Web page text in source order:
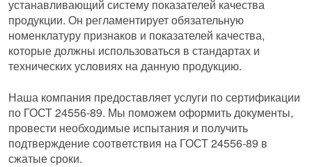
устанавливающий систему показателей качества
продукции. Он регламентирует обязательную
номенклатуру признаков и показателей качества,
которые должны использоваться в стандартах и
технических условиях на данную продукцию.
Наша компания предоставляет услуги по сертификации
по ГОСТ 24556-89. Мы поможем оформить документы,
провести необходимые испытания и получить
подтверждение соответствия на ГОСТ 24556-89 в
сжатые сроки.